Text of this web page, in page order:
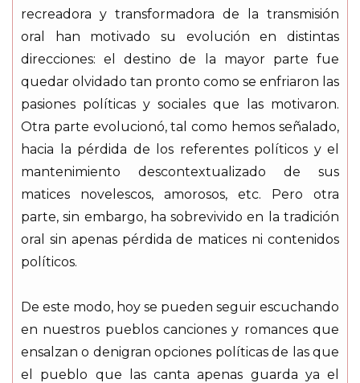
recreadora y transformadora de la transmisión
oral han motivado su evolución en distintas
direcciones: el destino de la mayor parte fue
quedar olvidado tan pronto como se enfriaron las
pasiones políticas y sociales que las motivaron.
Otra parte evolucionó, tal como hemos señalado,
hacia la pérdida de los referentes políticos y el
mantenimiento descontextualizado de sus
matices novelescos, amorosos, etc. Pero otra
parte, sin embargo, ha sobrevivido en la tradición
oral sin apenas pérdida de matices ni contenidos
políticos.
De este modo, hoy se pueden seguir escuchando
en nuestros pueblos canciones y romances que
ensalzan o denigran opciones políticas de las que
el pueblo que las canta apenas guarda ya el